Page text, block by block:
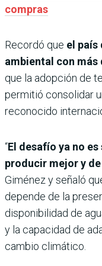
compras
Recordó que el país
ambiental con más
que la adopción de
permitió consolidar
reconocido
“El desafío ya no
producir mejor y
Giménez y señaló
depende de la
disponibilidad de
y la capacidad de
cambio climático.